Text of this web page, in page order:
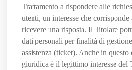
Trattamento a rispondere alle
utenti, un interesse che corrisponde
ricevere una risposta. Il Titolare
dati personali per finalità di
assistenza (ticket). Anche in questo
giuridica è il legittimo interesse del